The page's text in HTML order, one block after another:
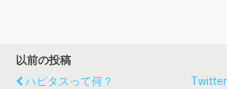
以前の投稿
ハピタスって何？